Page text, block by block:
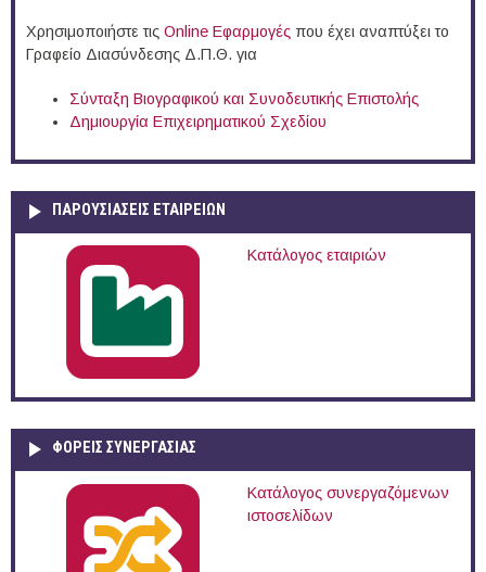
Χρησιμοποιήστε τις Online Eφαρμογές που έχει αναπτύξει το
Γραφείο Διασύνδεσης Δ.Π.Θ. για
Σύνταξη Βιογραφικού και Συνοδευτικής Επιστολής
Δημιουργία Επιχειρηματικού Σχεδίου
ΠΑΡΟΥΣΙΆΣΕΙΣ ΕΤΑΙΡΕΙΏΝ
Κατάλογος εταιριών
ΦΟΡΕΙΣ ΣΥΝΕΡΓΑΣΙΑΣ
Κατάλογος συνεργαζόμενων
ιστοσελίδων